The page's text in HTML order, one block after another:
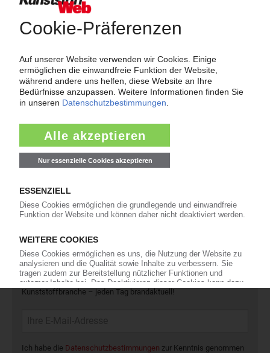
Force Majeure in der Kunststoffindustrie
Fragen und Antworten: Was Kunst­stoff­verarbeiter wissen müssen,
wenn der Lieferant nicht mehr liefert – Informationen zum
Themenkomplex Force Majeure, Corona und Kunststoff-
Jetzt lesen
Die wichtigsten Nachrichten und Neuigkeiten aus der
Kunststoffbranche – jeden Tag brandaktuell!
Ich habe die Datenschutzbestimmungen zur Kenntnis genommen